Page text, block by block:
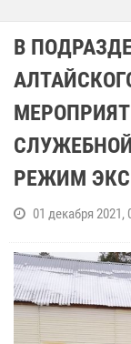
В
РЕЖИМ
01 декабря 2021,